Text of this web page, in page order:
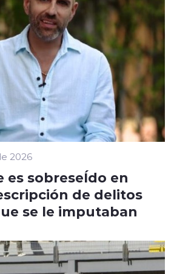
2026
es sobreseÍdo en
de delitos
se le imputaban